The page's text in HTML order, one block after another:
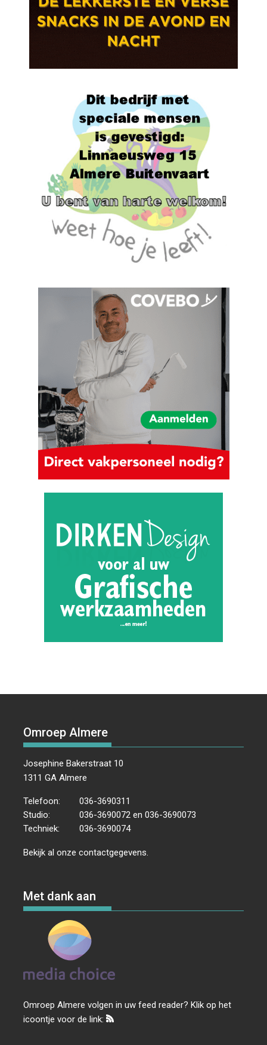
Omroep Almere
Josephine Bakerstraat 10
1311 GA Almere
Telefoon:
036-3690311
Studio:
036-3690072 en 036-3690073
Techniek:
036-3690074
Bekijk al onzecontactgegevens
Met dank aan
Omroep Almere volgen in uw feed reader? Klik op het
icoontje voor de link: